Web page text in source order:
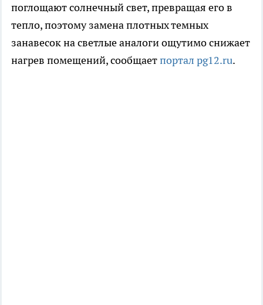
поглощают солнечный свет, превращая его в
тепло, поэтому замена плотных темных
занавесок на светлые аналоги ощутимо снижает
нагрев помещений, сообщаетпортал pg12.ru.